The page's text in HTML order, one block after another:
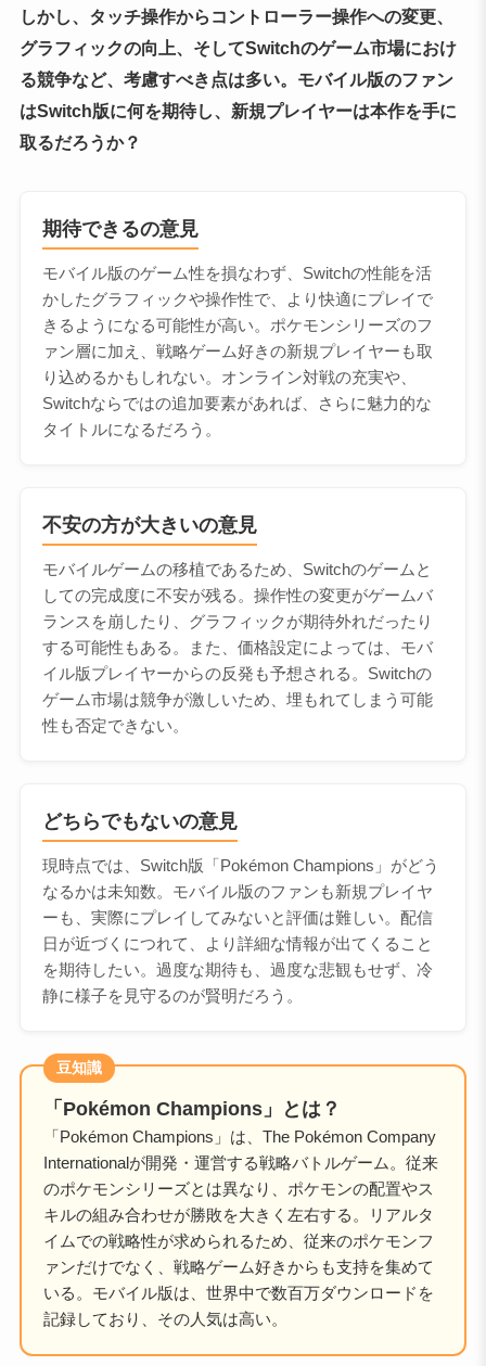
しかし、タッチ操作からコントローラー操作への変更、
グラフィックの向上、そしてSwitchのゲーム市場におけ
る競争など、考慮すべき点は多い。モバイル版のファン
はSwitch版に何を期待し、新規プレイヤーは本作を手に
取るだろうか？
期待できるの意見
モバイル版のゲーム性を損なわず、Switchの性能を活
かしたグラフィックや操作性で、より快適にプレイで
きるようになる可能性が高い。ポケモンシリーズのフ
ァン層に加え、戦略ゲーム好きの新規プレイヤーも取
り込めるかもしれない。オンライン対戦の充実や、
Switchならではの追加要素があれば、さらに魅力的な
タイトルになるだろう。
不安の方が大きいの意見
モバイルゲームの移植であるため、Switchのゲームと
しての完成度に不安が残る。操作性の変更がゲームバ
ランスを崩したり、グラフィックが期待外れだったり
する可能性もある。また、価格設定によっては、モバ
イル版プレイヤーからの反発も予想される。Switchの
ゲーム市場は競争が激しいため、埋もれてしまう可能
性も否定できない。
どちらでもないの意見
現時点では、Switch版「Pokémon Champions」がどう
なるかは未知数。モバイル版のファンも新規プレイヤ
ーも、実際にプレイしてみないと評価は難しい。配信
日が近づくにつれて、より詳細な情報が出てくること
を期待したい。過度な期待も、過度な悲観もせず、冷
静に様子を見守るのが賢明だろう。
豆知識
「Pokémon Champions」とは？
「Pokémon Champions」は、The Pokémon Company
Internationalが開発・運営する戦略バトルゲーム。従来
のポケモンシリーズとは異なり、ポケモンの配置やス
キルの組み合わせが勝敗を大きく左右する。リアルタ
イムでの戦略性が求められるため、従来のポケモンフ
ァンだけでなく、戦略ゲーム好きからも支持を集めて
いる。モバイル版は、世界中で数百万ダウンロードを
記録しており、その人気は高い。